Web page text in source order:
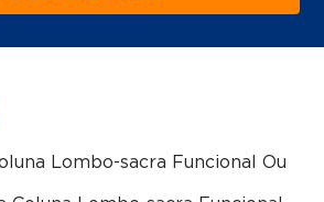
Lombo-sacra Funcional Ou